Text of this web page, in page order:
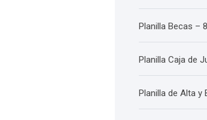
Planilla Becas –
Planilla Caja de
Planilla de Alta y